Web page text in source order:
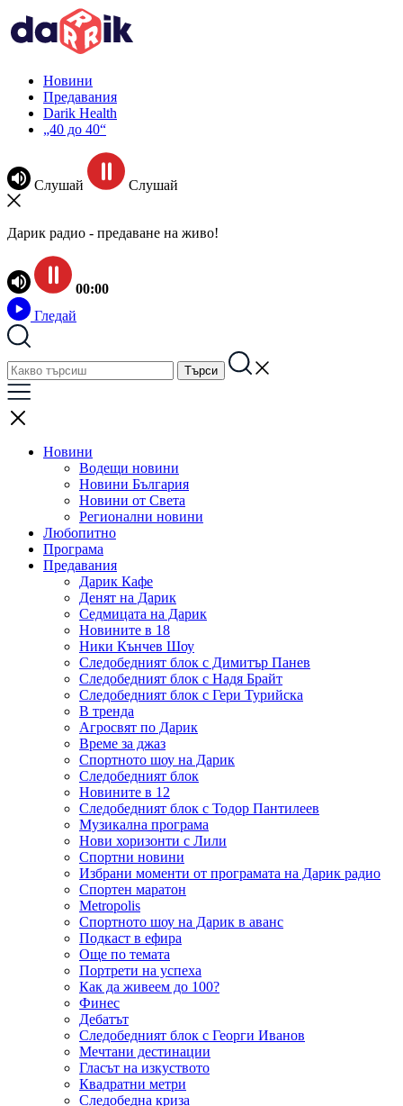
Новини
Предавания
Darik Health
„40 до 40“
Слушай Слушай
Дарик радио - предаване на живо!
00:00
Гледай
Новини
Водещи новини
Новини България
Новини от Света
Регионални новини
Любопитно
Програма
Предавания
Дарик Кафе
Денят на Дарик
Седмицата на Дарик
Новините в 18
Ники Кънчев Шоу
Следобедният блок с Димитър Панев
Следобедният блок с Надя Брайт
Следобедният блок с Гери Турийска
В тренда
Агросвят по Дарик
Време за джаз
Спортното шоу на Дарик
Следобедният блок
Новините в 12
Следобедният блок с Тодор Пантилеев
Музикална програма
Нови хоризонти с Лили
Спортни новини
Избрани моменти от програмата на Дарик радио
Спортен маратон
Metropolis
Спортното шоу на Дарик в аванс
Подкаст в ефира
Още по темата
Портрети на успеха
Как да живеем до 100?
Финес
Дебатът
Следобедният блок с Георги Иванов
Мечтани дестинации
Гласът на изкуството
Квадратни метри
Следобедна криза